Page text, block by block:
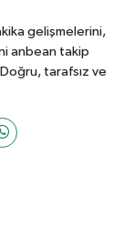
gelişmelerini,
anbean takip
tarafsız ve